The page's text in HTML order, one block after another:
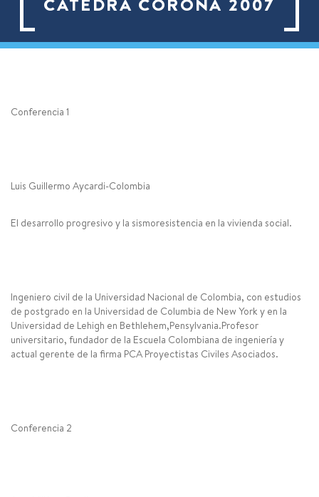
Conferencia 1
Luis Guillermo Aycardi-Colombia
El desarrollo progresivo y la sismoresistencia en la vivienda social.
Ingeniero civil de la Universidad Nacional de Colombia, con estudios
de postgrado en la Universidad de Columbia de New York y en la
Universidad de Lehigh en Bethlehem,Pensylvania.Profesor
universitario, fundador de la Escuela Colombiana de ingeniería y
actual gerente de la firma PCA Proyectistas Civiles Asociados.
Conferencia 2